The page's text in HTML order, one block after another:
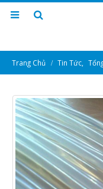
Trang Chủ Tin Tức,